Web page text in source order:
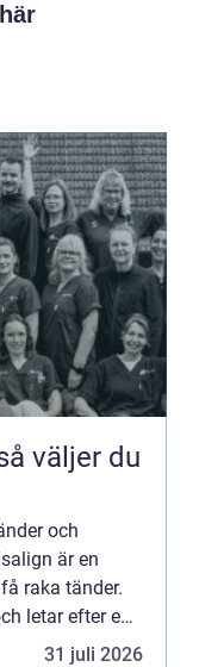
och
är en
raka tänder.
letar efter en
tandreglering,
31 juli 2026